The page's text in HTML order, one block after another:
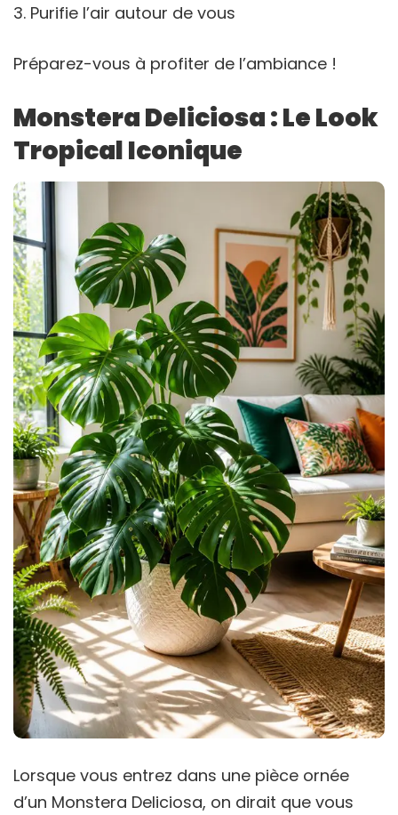
Purifie l’air autour de vous
Préparez-vous à profiter de l’ambiance !
Monstera Deliciosa : Le Look
Tropical Iconique
Lorsque vous entrez dans une pièce ornée
d’un Monstera Deliciosa, on dirait que vous